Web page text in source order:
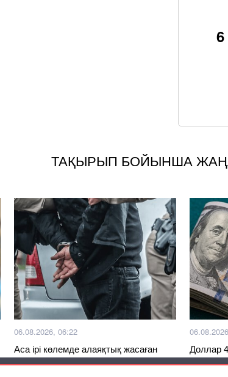
ТАҚЫРЫП БОЙЫНША
06.08.2026, 06:22
Аса ірі көлемде алаяқтық жасаған
күдікті Грузиядан экстрадицияланды
Доллар
теңге